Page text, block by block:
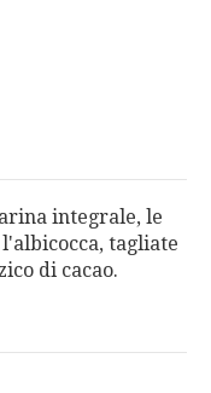
integrale, le
tagliate
di cacao.